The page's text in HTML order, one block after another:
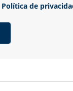
Política de